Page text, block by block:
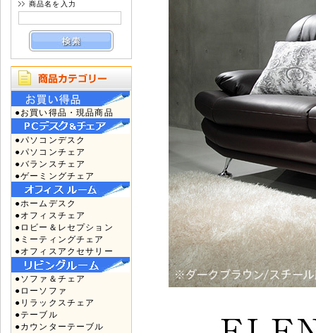
商品名を入力
●お買い得品・現品商品
●パソコンデスク
●パソコンチェア
●バランスチェア
●ゲーミングチェア
●ホームデスク
●オフィスチェア
●ロビー＆レセプション
●ミーティングチェア
●オフィスアクセサリー
●ソファ＆チェア
●ローソファ
●リラックスチェア
●テーブル
●カウンターテーブル